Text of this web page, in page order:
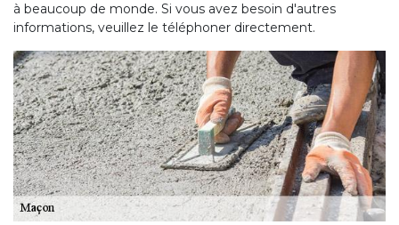
à beaucoup de monde. Si vous avez besoin d'autres
informations, veuillez le téléphoner directement.